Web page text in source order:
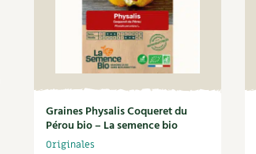
Graines Physalis Coqueret du
Pérou bio – La semence bio
Originales